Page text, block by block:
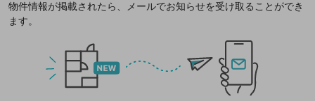
物件情報が掲載されたら、メールでお知らせを受け取ることができ
ます。